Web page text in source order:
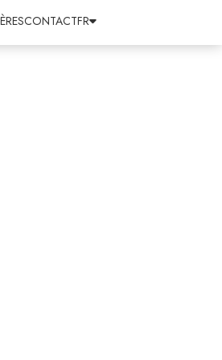
CONTACTFR